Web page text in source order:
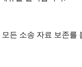
든 소송 자료 보존를